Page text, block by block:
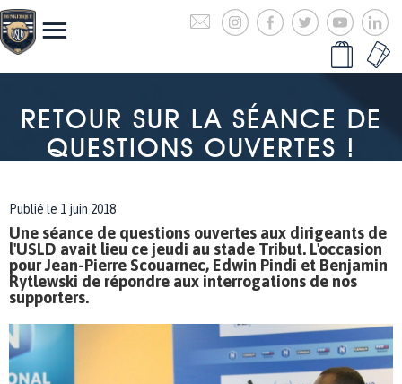
RETOUR SUR LA SÉANCE DE
QUESTIONS OUVERTES !
Publié le 1 juin 2018
Une séance de questions ouvertes aux dirigeants de
l'USLD avait lieu ce jeudi au stade Tribut. L'occasion
pour Jean-Pierre Scouarnec, Edwin Pindi et Benjamin
Rytlewski de répondre aux interrogations de nos
supporters.